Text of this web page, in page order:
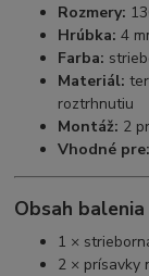
Rozmery:
Hrúbka: 4
Farba:
Materiál:
roztrhnutiu
Montáž: 2
Vhodné pre:
Obsah balenia
1 ×
2 × prísavky